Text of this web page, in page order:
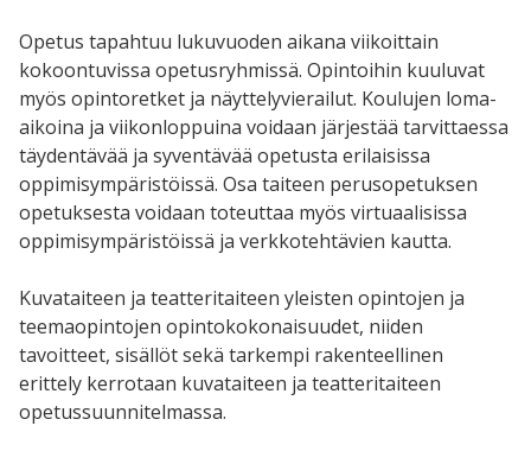
Opetus tapahtuu lukuvuoden aikana viikoittain
kokoontuvissa opetusryhmissä. Opintoihin kuuluvat
myös opintoretket ja näyttelyvierailut. Koulujen loma-
aikoina ja viikonloppuina voidaan järjestää tarvittaessa
täydentävää ja syventävää opetusta erilaisissa
oppimisympäristöissä. Osa taiteen perusopetuksen
opetuksesta voidaan toteuttaa myös virtuaalisissa
oppimisympäristöissä ja verkkotehtävien kautta.
Kuvataiteen ja teatteritaiteen yleisten opintojen ja
teemaopintojen opintokokonaisuudet, niiden
tavoitteet, sisällöt sekä tarkempi rakenteellinen
erittely kerrotaan kuvataiteen ja teatteritaiteen
opetussuunnitelmassa.